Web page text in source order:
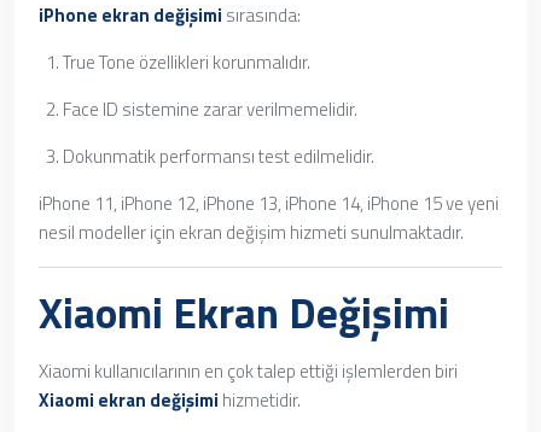
iPhone ekran değişimi sırasında:
True Tone özellikleri korunmalıdır.
Face ID sistemine zarar verilmemelidir.
Dokunmatik performansı test edilmelidir.
iPhone 11, iPhone 12, iPhone 13, iPhone 14, iPhone 15 ve yeni
nesil modeller için ekran değişim hizmeti sunulmaktadır.
Xiaomi Ekran Değişimi
Xiaomi kullanıcılarının en çok talep ettiği işlemlerden biri
Xiaomi ekran değişimi hizmetidir.